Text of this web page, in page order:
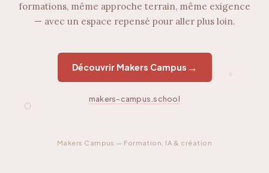
formations, même approche terrain, même exigence
— avec un espace repensé pour aller plus loin.
Découvrir Makers Campus →
makers-campus.school
Makers Campus — Formation, IA & création